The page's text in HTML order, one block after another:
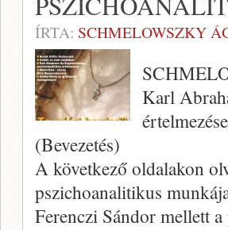
ÍRTA: SCHMELOWSZKY
Karl
értelmezése
(Bevezetés)
A következő oldalakon
pszichoana­litikus
Ferenczi Sándor mellett